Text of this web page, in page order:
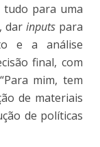
tudo para uma
darinputs para
e a análise
final, com
mim, tem
de materiais
de políticas